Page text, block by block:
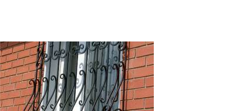
тамбур привели в порядок.
Компанию я рекомендую, тут можно
найти хорошие двери, даже в
"бюджетном" сегменте.